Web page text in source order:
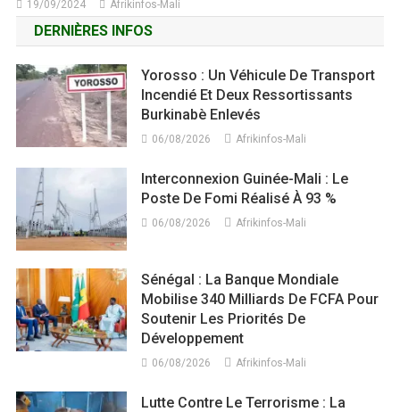
19/09/2024 Afrikinfos-Mali
DERNIÈRES INFOS
Yorosso : Un Véhicule De Transport
Incendié Et Deux Ressortissants
Burkinabè Enlevés
06/08/2026 Afrikinfos-Mali
Interconnexion Guinée-Mali : Le
Poste De Fomi Réalisé À 93 %
06/08/2026 Afrikinfos-Mali
Sénégal : La Banque Mondiale
Mobilise 340 Milliards De FCFA Pour
Soutenir Les Priorités De
Développement
06/08/2026 Afrikinfos-Mali
Lutte Contre Le Terrorisme : La